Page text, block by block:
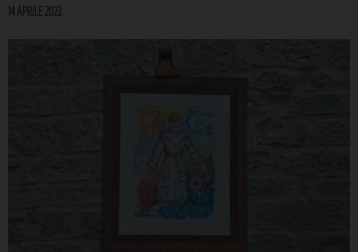
14 APRILE 2022